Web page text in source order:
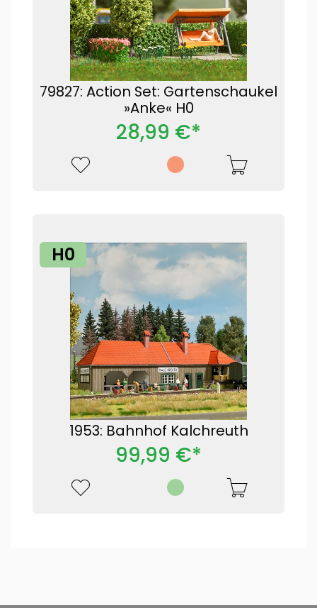
79827: Action Set: Gartenschaukel
»Anke« H0
28,99 €*
H0
1953: Bahnhof Kalchreuth
99,99 €*